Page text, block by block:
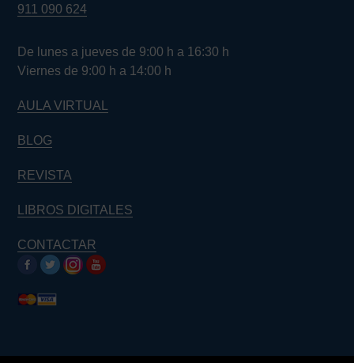
911 090 624
De lunes a jueves de 9:00 h a 16:30 h
Viernes de 9:00 h a 14:00 h
AULA VIRTUAL
BLOG
REVISTA
LIBROS DIGITALES
CONTACTAR